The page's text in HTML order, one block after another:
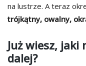
na lustrze. A teraz
trójkątny, owalny,
Już wiesz, jaki
dalej?